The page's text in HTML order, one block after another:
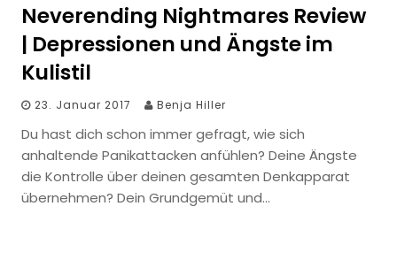
Neverending Nightmares Review
| Depressionen und Ängste im
Kulistil
23. Januar 2017 Benja Hiller
Du hast dich schon immer gefragt, wie sich
anhaltende Panikattacken anfühlen? Deine Ängste
die Kontrolle über deinen gesamten Denkapparat
übernehmen? Dein Grundgemüt und…